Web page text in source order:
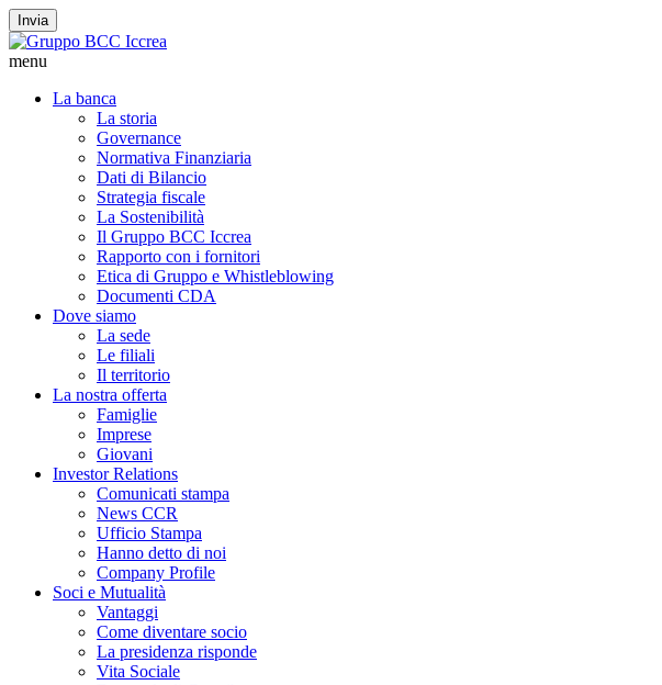
Invia
menu
La banca
La storia
Governance
Normativa Finanziaria
Dati di Bilancio
Strategia fiscale
La Sostenibilità
Il Gruppo BCC Iccrea
Rapporto con i fornitori
Etica di Gruppo e Whistleblowing
Documenti CDA
Dove siamo
La sede
Le filiali
Il territorio
La nostra offerta
Famiglie
Imprese
Giovani
Investor Relations
Comunicati stampa
News CCR
Ufficio Stampa
Hanno detto di noi
Company Profile
Soci e Mutualità
Vantaggi
Come diventare socio
La presidenza risponde
Vita Sociale